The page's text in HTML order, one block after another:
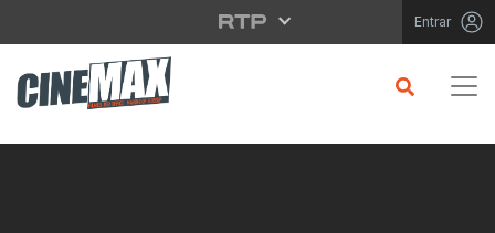
Saltar para o conteúdo principal Entrar
Filme em Cartaz